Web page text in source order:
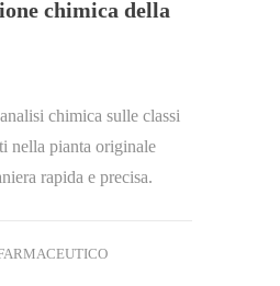
chimica della
chimica sulle classi
nella pianta originale
rapida e precisa.